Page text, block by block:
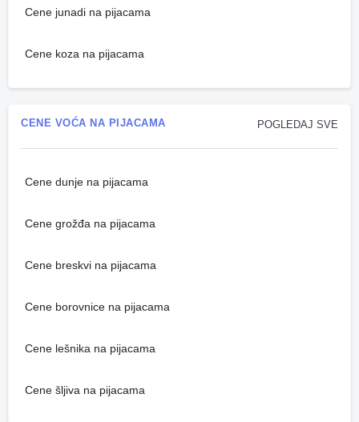
Cene junadi na pijacama
Cene koza na pijacama
POGLEDAJ SVE
CENE VOĆA NA PIJACAMA
Cene dunje na pijacama
Cene grožđa na pijacama
Cene breskvi na pijacama
Cene borovnice na pijacama
Cene lešnika na pijacama
Cene šljiva na pijacama